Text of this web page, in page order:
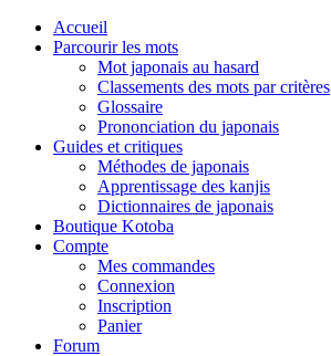
Accueil
Parcourir les mots
Mot japonais au hasard
Classements des mots par critères
Glossaire
Prononciation du japonais
Guides et critiques
Méthodes de japonais
Apprentissage des kanjis
Dictionnaires de japonais
Boutique Kotoba
Compte
Mes commandes
Connexion
Inscription
Panier
Forum